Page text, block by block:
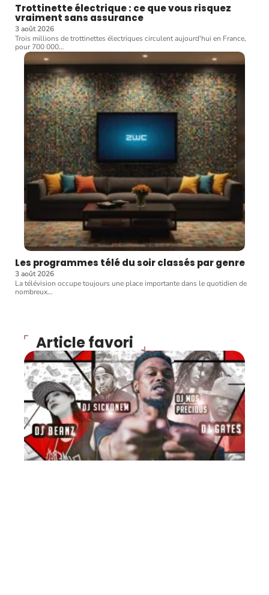
Trottinette électrique : ce que vous risquez
vraiment sans assurance
3 août 2026
Trois millions de trottinettes électriques circulent aujourd'hui en France,
pour 700 000…
Les programmes télé du soir classés par genre
3 août 2026
La télévision occupe toujours une place importante dans le quotidien de
nombreux…
Article favori